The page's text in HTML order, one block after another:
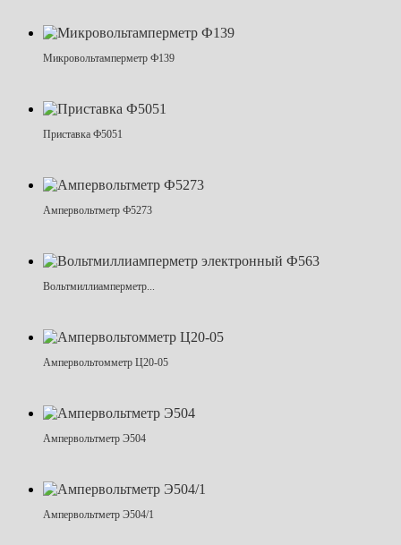
Микровольтамперметр Ф139
Приставка Ф5051
Ампервольтметр Ф5273
Вольтмиллиамперметр...
Ампервольтомметр Ц20-05
Ампервольтметр Э504
Ампервольтметр Э504/1